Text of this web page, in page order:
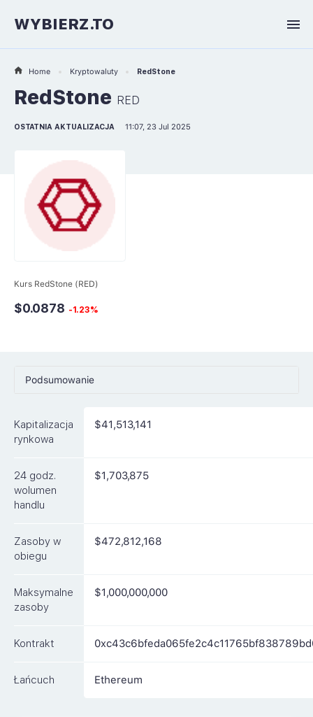
WYBIERZ.TO
Home Kryptowaluty RedStone
RedStone RED
OSTATNIA AKTUALIZACJA 11:07, 23 Jul 2025
Kurs RedStone (RED)
$0.0878 -1.23%
Podsumowanie
Rynki
FAQ
Kapitalizacja
rynkowa
$41,513,141
24 godz.
wolumen
handlu
$1,703,875
Zasoby w
obiegu
$472,812,168
Maksymalne
zasoby
$1,000,000,000
Kontrakt
Łańcuch Ethereum